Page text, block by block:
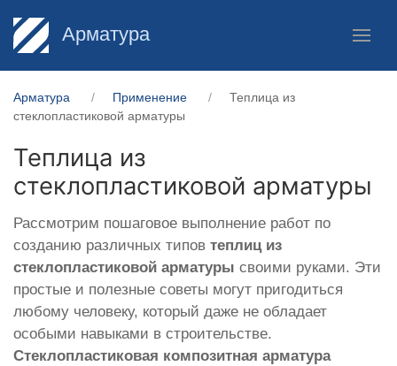
Арматура
Арматура Применение
Теплица из
стеклопластиковой арматуры
Теплица из
стеклопластиковой арматуры
Рассмотрим пошаговое выполнение работ по
созданию различных типов теплиц из
стеклопластиковой арматуры своими руками. Эти
простые и полезные советы могут пригодиться
любому человеку, который даже не обладает
особыми навыками в строительстве.
Стеклопластиковая композитная арматура